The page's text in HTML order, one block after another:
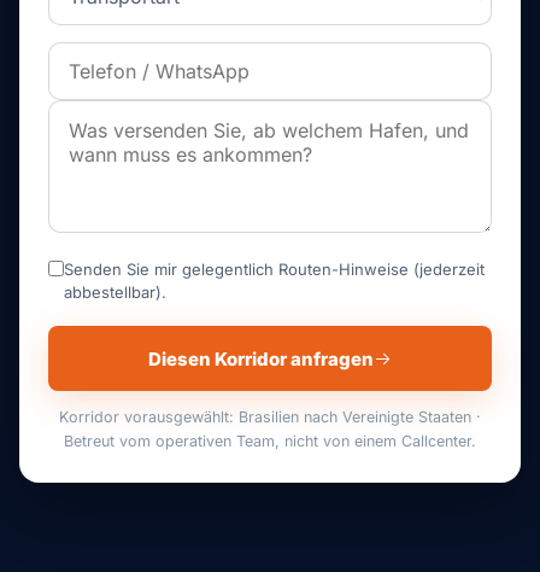
Senden Sie mir gelegentlich Routen-Hinweise (jederzeit
abbestellbar).
Diesen Korridor anfragen
Korridor vorausgewählt: Brasilien nach Vereinigte Staaten ·
Betreut vom operativen Team, nicht von einem Callcenter.